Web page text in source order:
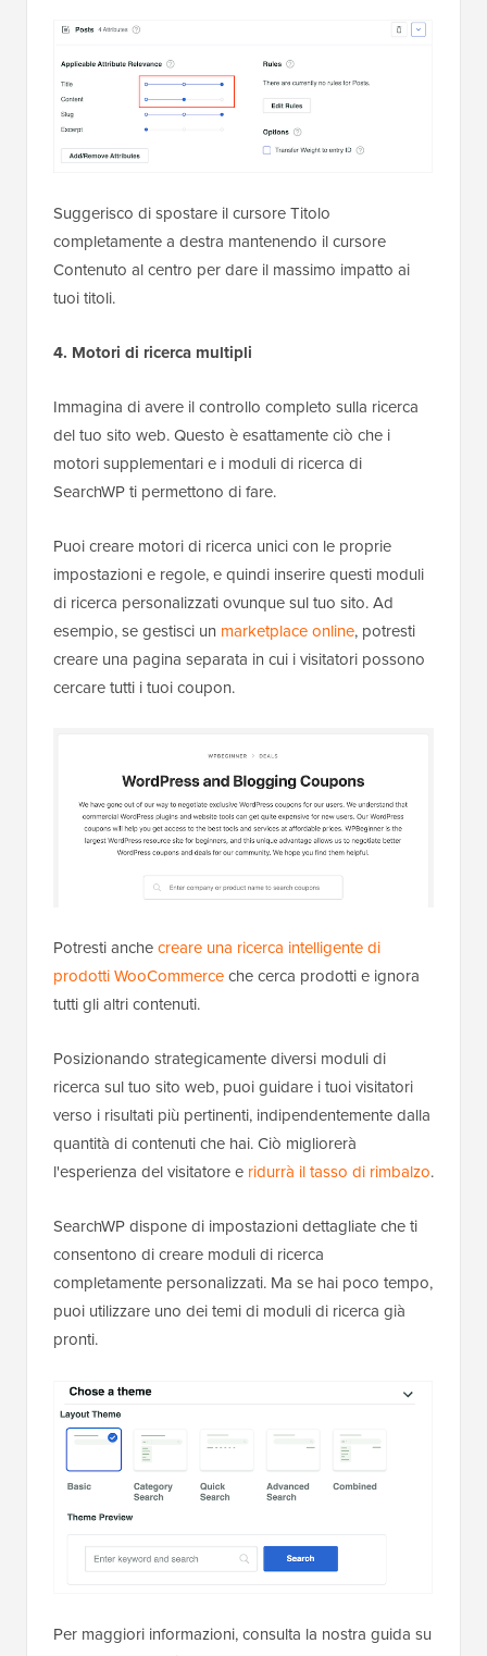
Suggerisco di spostare il cursore Titolo
completamente a destra mantenendo il cursore
Contenuto al centro per dare il massimo impatto ai
tuoi titoli.
4. Motori di ricerca multipli
Immagina di avere il controllo completo sulla ricerca
del tuo sito web. Questo è esattamente ciò che i
motori supplementari e i moduli di ricerca di
SearchWP ti permettono di fare.
Puoi creare motori di ricerca unici con le proprie
impostazioni e regole, e quindi inserire questi moduli
di ricerca personalizzati ovunque sul tuo sito. Ad
esempio, se gestisci un marketplace online, potresti
creare una pagina separata in cui i visitatori possono
cercare tutti i tuoi coupon.
Potresti anchecreare una ricerca intelligente di
prodotti WooCommerceche cerca prodotti e ignora
tutti gli altri contenuti.
Posizionando strategicamente diversi moduli di
ricerca sul tuo sito web, puoi guidare i tuoi visitatori
verso i risultati più pertinenti, indipendentemente dalla
quantità di contenuti che hai. Ciò migliorerà
l'esperienza del visitatore e ridurrà il tasso di rimbalzo.
SearchWP dispone di impostazioni dettagliate che ti
consentono di creare moduli di ricerca
completamente personalizzati. Ma se hai poco tempo,
puoi utilizzare uno dei temi di moduli di ricerca già
pronti.
Per maggiori informazioni, consulta la nostra guida su